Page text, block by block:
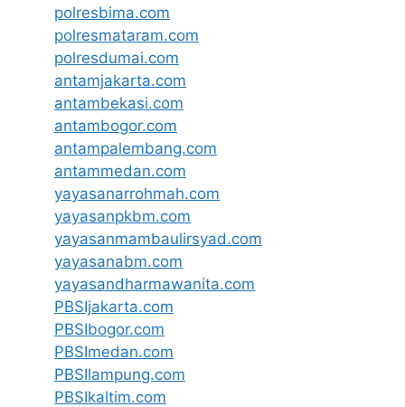
polresbima.com
polresmataram.com
polresdumai.com
antamjakarta.com
antambekasi.com
antambogor.com
antampalembang.com
antammedan.com
yayasanarrohmah.com
yayasanpkbm.com
yayasanmambaulirsyad.com
yayasanabm.com
yayasandharmawanita.com
PBSIjakarta.com
PBSIbogor.com
PBSImedan.com
PBSIlampung.com
PBSIkaltim.com